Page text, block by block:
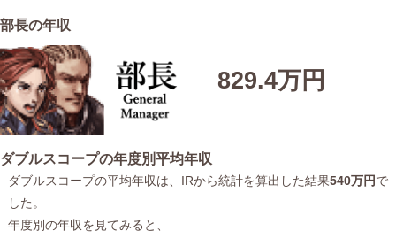
部長の年収
829.4万円
ダブルスコープの年度別平均年収
ダブルスコープの平均年収は、IRから統計を算出した結果540万円で
した。
年度別の年収を見てみると、